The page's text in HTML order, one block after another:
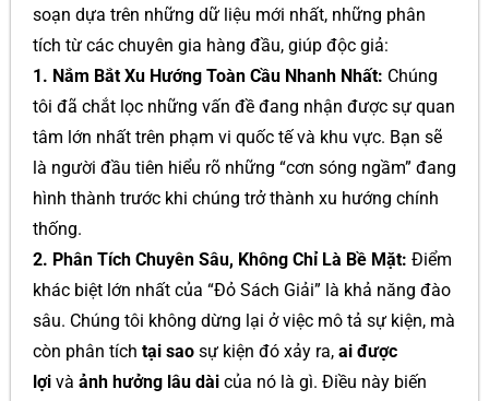
soạn dựa trên những dữ liệu mới nhất, những phân
tích từ các chuyên gia hàng đầu, giúp độc giả:
1. Nắm Bắt Xu Hướng Toàn Cầu Nhanh Nhất: Chúng
tôi đã chắt lọc những vấn đề đang nhận được sự quan
tâm lớn nhất trên phạm vi quốc tế và khu vực. Bạn sẽ
là người đầu tiên hiểu rõ những “cơn sóng ngầm” đang
hình thành trước khi chúng trở thành xu hướng chính
thống.
2. Phân Tích Chuyên Sâu, Không Chỉ Là Bề Mặt: Điểm
khác biệt lớn nhất của “Đỏ Sách Giải” là khả năng đào
sâu. Chúng tôi không dừng lại ở việc mô tả sự kiện, mà
còn phân tích tại sao sự kiện đó xảy ra, ai được
lợi và ảnh hưởng lâu dài của nó là gì. Điều này biến